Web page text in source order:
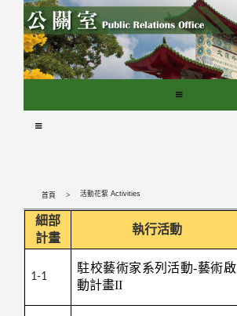
首頁 活動花絮 Activities
細部
計畫
執行活動
1-1
駐校藝術家系列活動-藝術啟
動計畫II